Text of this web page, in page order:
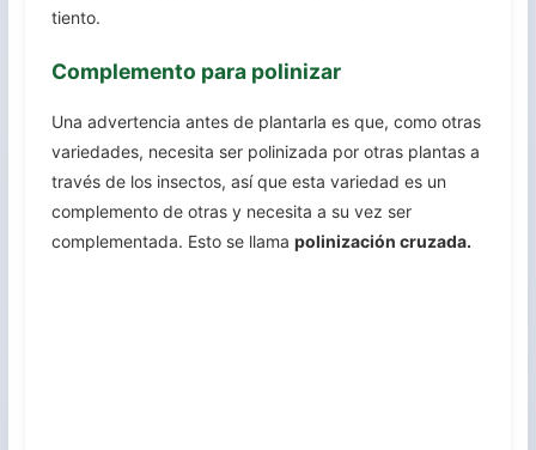
tiento.
Complemento para polinizar
Una advertencia antes de plantarla es que, como otras
variedades, necesita ser polinizada por otras plantas a
través de los insectos, así que esta variedad es un
complemento de otras y necesita a su vez ser
complementada. Esto se llama polinización cruzada.